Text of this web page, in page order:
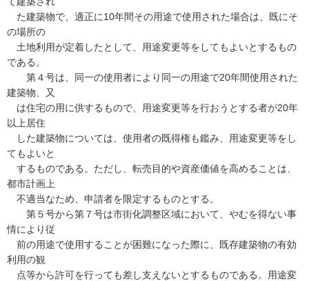
た建築物で、適正に10年間その用途で使用された場合は、既にそ
の場所の
土地利用が定着したとして、用途変更等をしてもよいとするもの
である。
第４号は、同一の使用者により同一の用途で20年間使用された
建築物、又
は住宅の用に供するもので、用途変更等を行おうとする者が20年
以上居住
した建築物については、使用者の既得権も鑑み、用途変更等をし
てもよいと
するものである。ただし、転売目的や資産価値を高めることは、
都市計画上
不適当なため、申請者を限定するものとする。
第５号から第７号は市街化調整区域において、やむを得ない事
情により従
前の用途で使用することが困難になった際に、既存建築物の有効
利用の観
点等から許可を行っても差し支えないとするものである。用途変